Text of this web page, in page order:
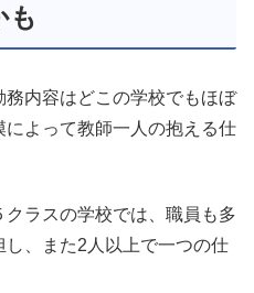
も
内容はどこの学校でもほぼ
よって教師一人の抱える仕
ラスの学校では、職員も多
、また2人以上で一つの仕